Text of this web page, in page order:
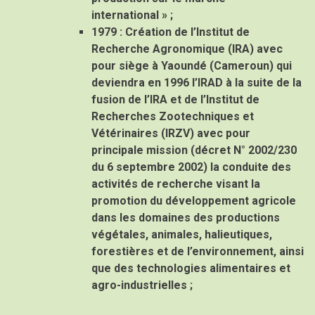
international » ;
1979 : Création de l’Institut de
Recherche Agronomique (IRA) avec
pour siège à Yaoundé (Cameroun) qui
deviendra en 1996 l’IRAD à la suite de la
fusion de l’IRA et de l’Institut de
Recherches Zootechniques et
Vétérinaires (IRZV) avec pour
principale mission (décret N° 2002/230
du 6 septembre 2002) la conduite des
activités de recherche visant la
promotion du développement agricole
dans les domaines des productions
végétales, animales, halieutiques,
forestières et de l’environnement, ainsi
que des technologies alimentaires et
agro-industrielles ;